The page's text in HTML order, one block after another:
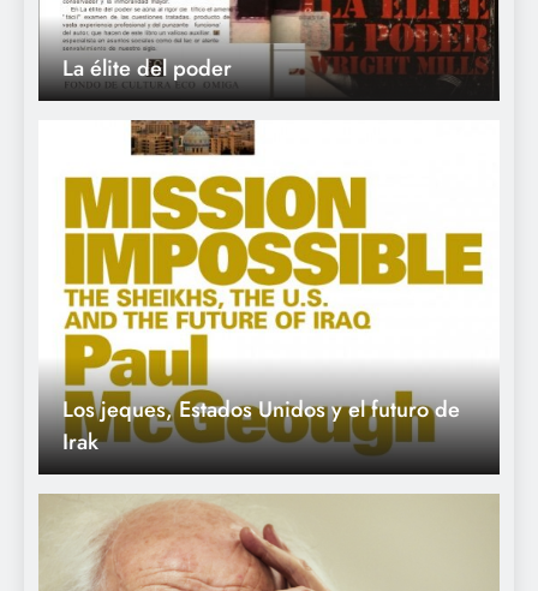
La élite del poder
Los jeques, Estados Unidos y el futuro de
Irak